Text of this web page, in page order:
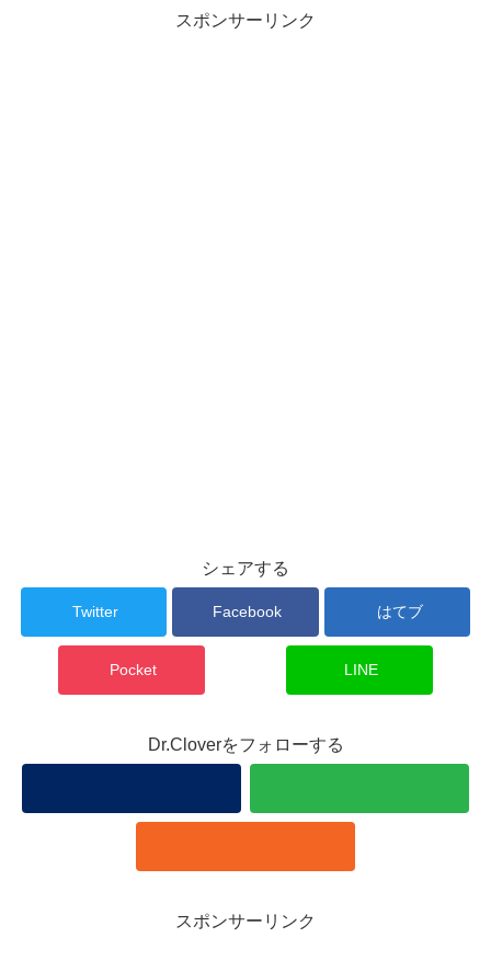
スポンサーリンク
シェアする
Twitter Facebook はてブ
Pocket LINE
Dr.Cloverをフォローする
スポンサーリンク